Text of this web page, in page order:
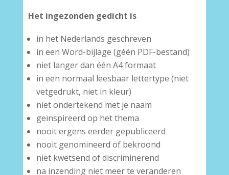
Het ingezonden gedicht is
in het Nederlands geschreven
in een Word-bijlage (géén PDF-bestand)
niet langer dan één A4 formaat
in een normaal leesbaar lettertype (niet
vetgedrukt, niet in kleur)
niet ondertekend met je naam
geïnspireerd op het thema
nooit ergens eerder gepubliceerd
nooit genomineerd of bekroond
niet kwetsend of discriminerend
na inzending niet meer te veranderen